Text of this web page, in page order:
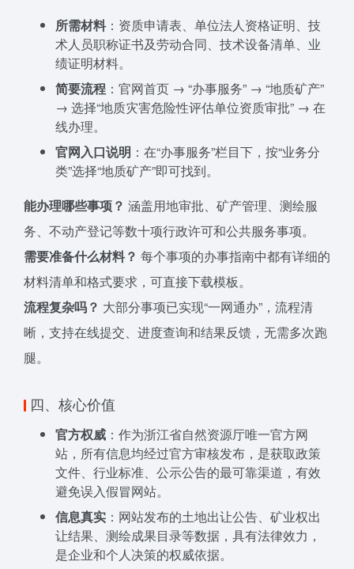
所需材料：资质申请表、单位法人资格证明、技
术人员职称证书及劳动合同、技术设备清单、业
绩证明材料。
简要流程 ：官网首页 → “办事服务” → “地质矿产”
→ 选择“地质灾害危险性评估单位资质审批” → 在
线办理。
官网入口说明 ：在“办事服务”栏目下，按“业务分
类”选择“地质矿产”即可找到。
能办理哪些事项？ 涵盖用地审批、矿产管理、测绘服
务、不动产登记等数十项行政许可和公共服务事项。
需要准备什么材料？ 每个事项的办事指南中都有详细的
材料清单和格式要求，可直接下载模板。
流程复杂吗？ 大部分事项已实现“一网通办”，流程清
晰，支持在线提交、进度查询和结果反馈，无需多次跑
腿。
四、核心价值
官方权威 ：作为浙江省自然资源厅唯一官方网
站，所有信息均经过官方审核发布，是获取政策
文件、行业标准、公示公告的最可靠渠道，有效
避免误入假冒网站。
信息真实 ：网站发布的土地出让公告、矿业权出
让结果、测绘成果目录等数据，具有法律效力，
是企业和个人决策的权威依据。